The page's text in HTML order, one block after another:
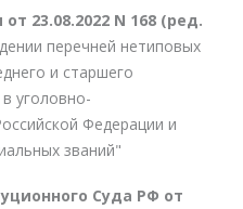
23.08.2022 N 168 (ред.
перечней нетиповых
и старшего
уголовно-
Федерации и
званий"
Суда РФ от